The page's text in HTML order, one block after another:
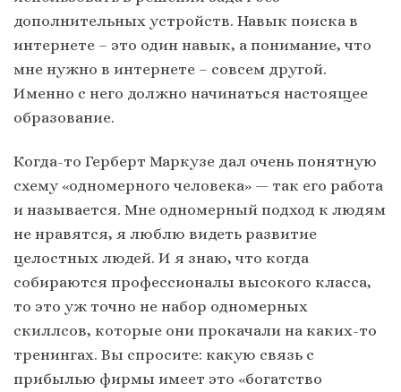
дополнительных устройств. Навык поиска в
интернете – это один навык, а понимание, что
мне нужно в интернете – совсем другой.
Именно с него должно начинаться настоящее
образование.
Когда-то Герберт Маркузе дал очень понятную
схему «одномерного человека» — так его работа
и называется. Мне одномерный подход к людям
не нравятся, я люблю видеть развитие
целостных людей. И я знаю, что когда
собираются профессионалы высокого класса,
то это уж точно не набор одномерных
скиллсов, которые они прокачали на каких-то
тренингах. Вы спросите: какую связь с
прибылью фирмы имеет это «богатство